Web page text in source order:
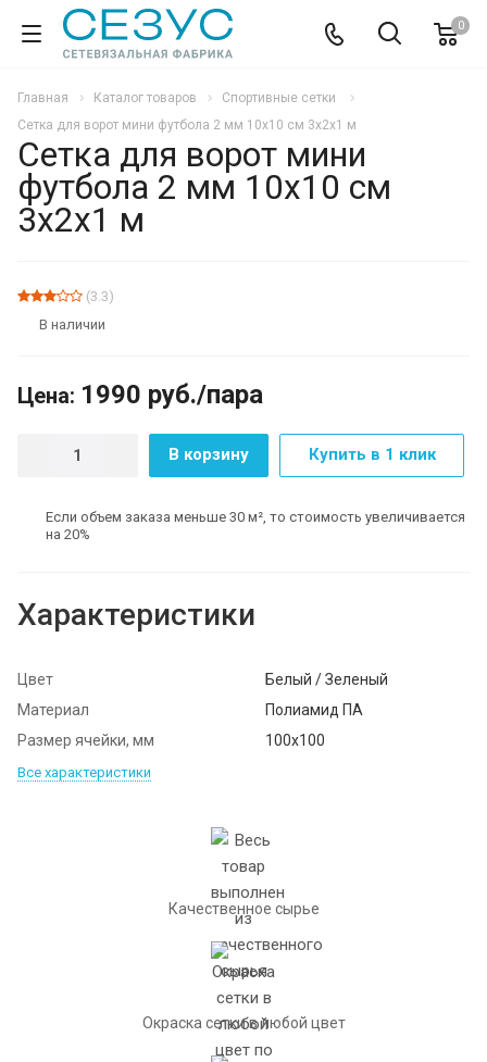
0
Главная Каталог товаров
Спортивные сетки
Сетка для ворот мини футбола 2 мм 10х10 см 3х2х1 м
Сетка для ворот мини
футбола 2 мм 10х10 см
3х2х1 м
(3.3)
В наличии
Цена: 1990 руб./пара
В корзину Купить в 1 клик
Если объем заказа меньше 30 м², то стоимость увеличивается
на 20%
Характеристики
Цвет
Белый / Зеленый
Материал
Полиамид ПА
Размер ячейки, мм
100х100
Все характеристики
Качественное сырье
Окраска сетки в любой цвет